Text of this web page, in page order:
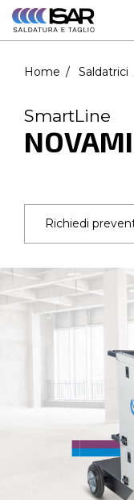
dati e
un
Acconsento al
dati personali
Home Saldatrici
SmartLine
Richiedi